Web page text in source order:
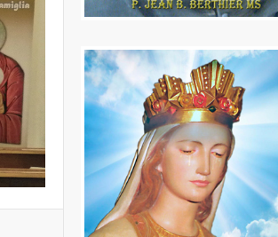
P. Jean Baptiste
Berthier MS
(24.02.1846 - 16.10.1908) Fondatore
della Congregazione dei Missionari
della Sacra Famiglia
LEGGI PIÙ